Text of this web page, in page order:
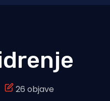
26 objave